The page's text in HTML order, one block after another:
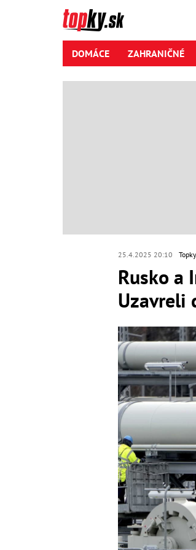
DOMÁCE ZAHRANIČNÉ
25.4.2025 20:10 Topky
Rusko a
Uzavreli